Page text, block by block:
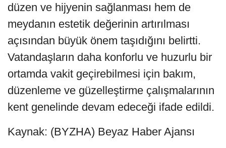
düzen ve hijyenin sağlanması hem de
meydanın estetik değerinin artırılması
açısından büyük önem taşıdığını belirtti.
Vatandaşların daha konforlu ve huzurlu bir
ortamda vakit geçirebilmesi için bakım,
düzenleme ve güzelleştirme çalışmalarının
kent genelinde devam edeceği ifade edildi.
Kaynak: (BYZHA) Beyaz Haber Ajansı